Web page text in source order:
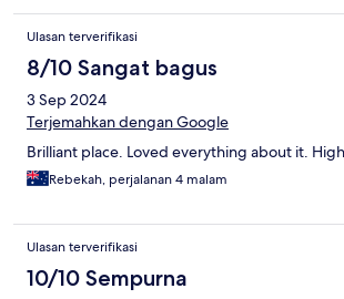
Ulasan terverifikasi
8/10 Sangat bagus
3 Sep 2024
Terjemahkan dengan Google
Brilliant place. Loved everything about it.
Rebekah, perjalanan 4 malam
Ulasan terverifikasi
10/10 Sempurna